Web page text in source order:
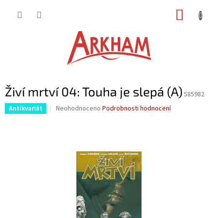
Živí mrtví 04: Touha je slepá (A) 585982
Antikvariát
Průměrné
hvězdiček.
Neohodnoceno Podrobnosti hodnocení